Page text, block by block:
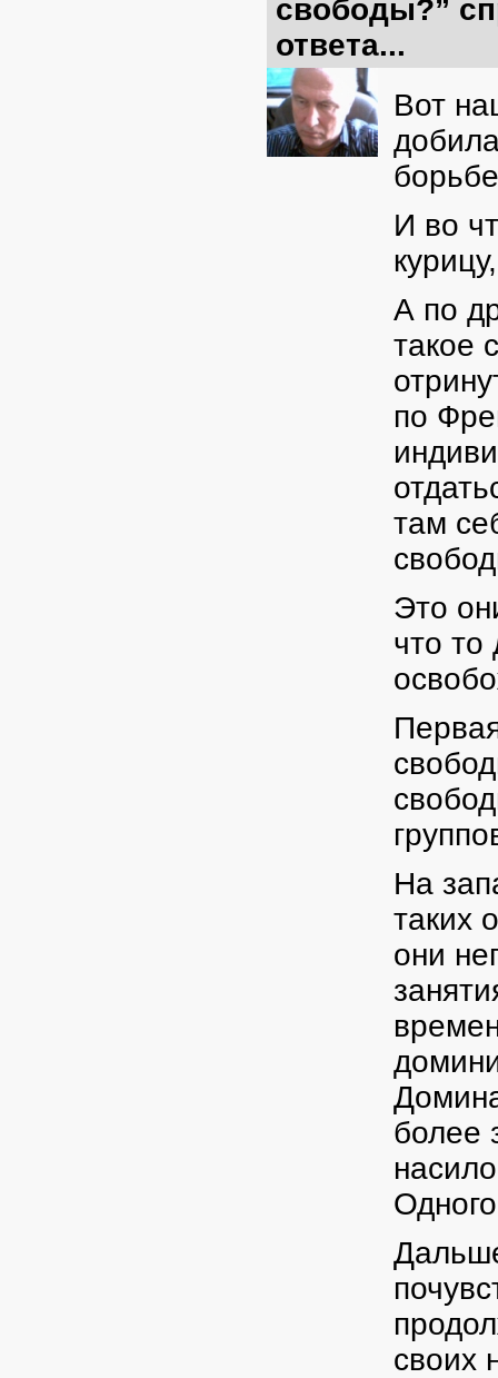
свободы?”
ответа...
Вот
И во
А по
такое
по
там
Это
что то
На
таких
они
более
своих